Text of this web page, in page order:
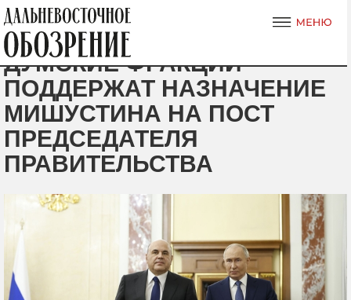
ДУМСКИЕ ФРАКЦИИ
ПОДДЕРЖАТ НАЗНАЧЕНИЕ
МИШУСТИНА НА ПОСТ
ПРЕДСЕДАТЕЛЯ
ПРАВИТЕЛЬСТВА